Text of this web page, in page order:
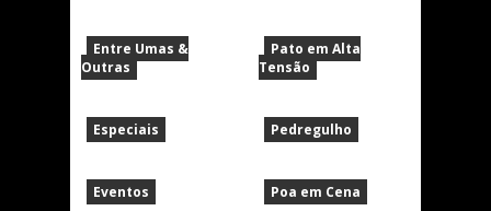
Entre Umas &
Outras
Especiais
Eventos
Pato em Alta
Tensão
Pedregulho
Poa em Cena